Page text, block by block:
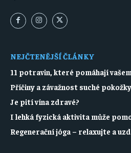
NEJČTENĚJŠÍ ČLÁNKY
11 potravin, které pomáhají
Příčiny a závažnost suché pokožky
Je pití vína zdravé?
I lehká fyzická aktivita může
Regenerační jóga – relaxujte a